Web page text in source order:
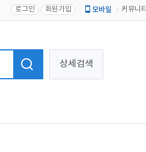
로그인 회원가입 모바일 커뮤니티
상세검색